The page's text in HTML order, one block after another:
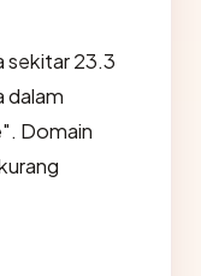
sekitar 23.3
dalam
Domain